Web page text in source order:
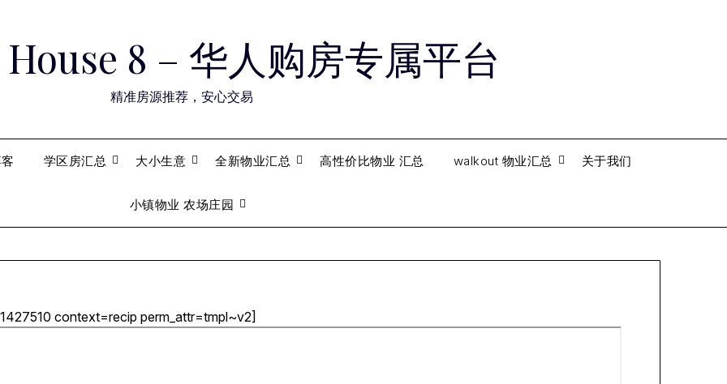
8 – 华人购房专属平台
精准房源推荐，安心交易
学区房汇总 大小生意 全新物业汇总 高性价比物业 汇总 walkout 物业汇总 关于我们
小镇物业 农场庄园
context=recip perm_attr=tmpl~v2]